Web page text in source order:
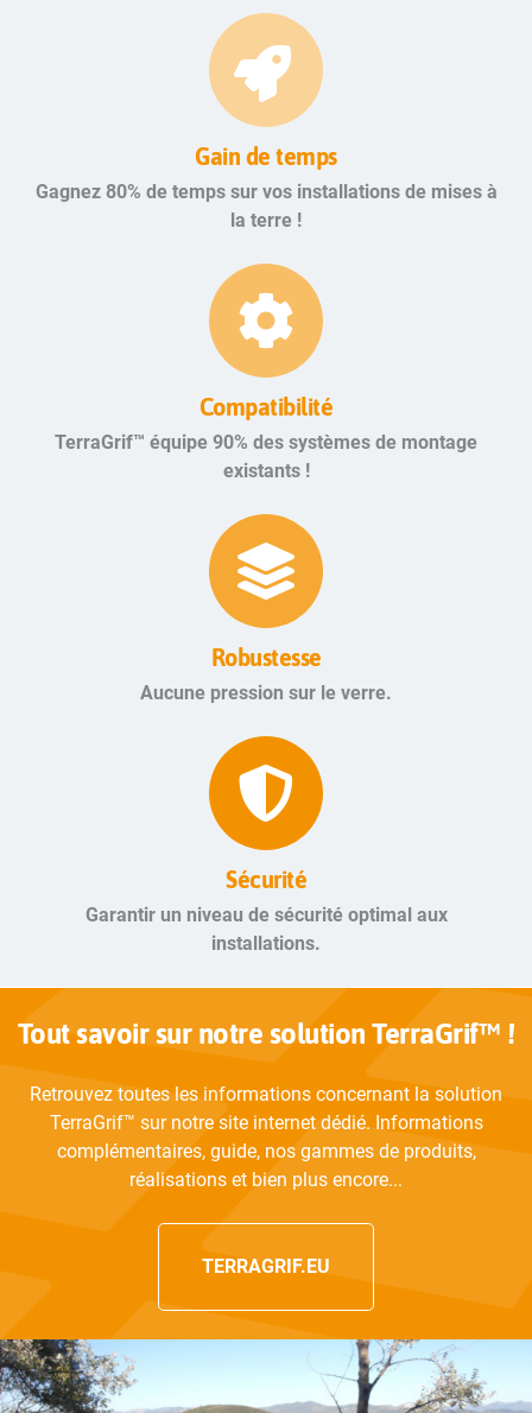
Gain de temps
Gagnez 80% de temps sur vos installations de mises à
la terre !
Compatibilité
TerraGrif™ équipe 90% des systèmes de montage
existants !
Robustesse
Aucune pression sur le verre.
Sécurité
Garantir un niveau de sécurité optimal aux
installations.
Tout savoir sur notre solution TerraGrif™ !
Retrouvez toutes les informations concernant la solution
TerraGrif™ sur notre site internet dédié. Informations
complémentaires, guide, nos gammes de produits,
réalisations et bien plus encore...
TERRAGRIF.EU